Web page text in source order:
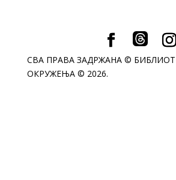
СВА ПРАВА ЗАДРЖАНА ©
ОКРУЖЕЊА © 2026.